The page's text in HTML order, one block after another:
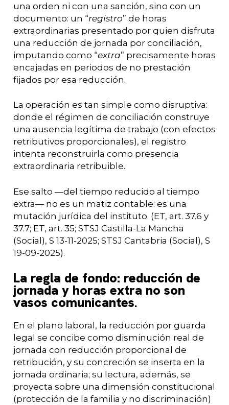
una orden ni con una sanción, sino con un
documento: un “registro” de horas
extraordinarias presentado por quien disfruta
una reducción de jornada por conciliación,
imputando como “extra” precisamente horas
encajadas en periodos de no prestación
fijados por esa reducción.
La operación es tan simple como disruptiva:
donde el régimen de conciliación construye
una ausencia legítima de trabajo (con efectos
retributivos proporcionales), el registro
intenta reconstruirla como presencia
extraordinaria retribuible.
Ese salto —del tiempo reducido al tiempo
extra— no es un matiz contable: es una
mutación jurídica del instituto. (ET, art. 37.6 y
37.7; ET, art. 35; STSJ Castilla-La Mancha
(Social), S 13-11-2025; STSJ Cantabria (Social), S
19-09-2025).
La regla de fondo: reducción de
jornada y horas extra no son
vasos comunicantes.
En el plano laboral, la reducción por guarda
legal se concibe como disminución real de
jornada con reducción proporcional de
retribución, y su concreción se inserta en la
jornada ordinaria; su lectura, además, se
proyecta sobre una dimensión constitucional
(protección de la familia y no discriminación)